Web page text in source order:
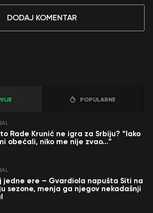
DODAJ KOMENTAR
POPULARNE
Rade Krunić ne igra za Srbiju? “Iako
obećali, niko me nije zvao…”
jedne ere – Gvardiola napušta Siti na
sezone, menja ga njegov nekadašnji